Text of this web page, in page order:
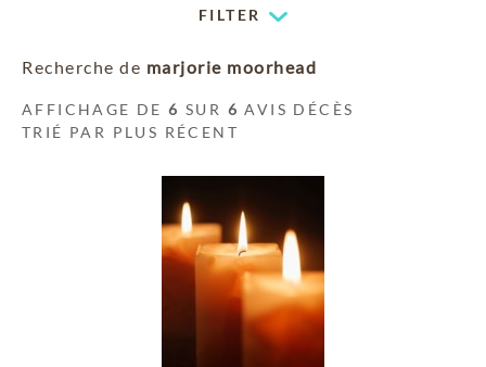
FILTER
Recherche de marjorie moorhead
AFFICHAGE DE6 SUR 6 AVIS DÉCÈS
TRIÉ PAR PLUS RÉCENT